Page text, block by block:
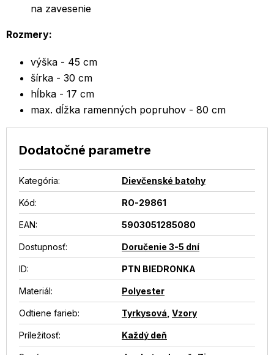
na zavesenie
Rozmery:
výška - 45 cm
šírka - 30 cm
hĺbka - 17 cm
max. dĺžka ramenných popruhov - 80 cm
Dodatočné parametre
Kategória: Dievčenské batohy
Kód: RO-29861
EAN: 5903051285080
Dostupnosť: Doručenie 3-5 dní
ID: PTN BIEDRONKA
Materiál: Polyester
Odtiene farieb: Tyrkysová Vzory
Príležitosť: Každý deň